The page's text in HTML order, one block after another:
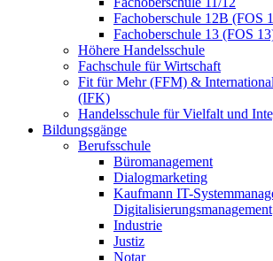
Fachoberschule 12B (FOS
Fachoberschule 13 (FOS
Höhere Handelsschule
Fachschule für Wirtschaft
Fit für Mehr (FFM) &
(IFK)
Handelsschule für Vielfalt und
Bildungsgänge
Berufsschule
Büromanagement
Dialogmarketing
Kaufmann IT-
Digitalisierungsmanagement
Industrie
Justiz
Notar